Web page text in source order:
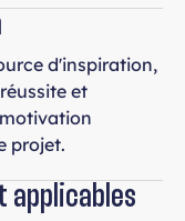
d'inspiration,
et
projet.
applicables